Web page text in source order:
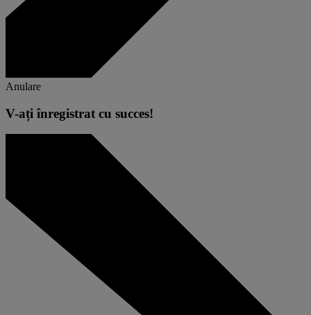
Anulare
V-ați înregistrat cu succes!